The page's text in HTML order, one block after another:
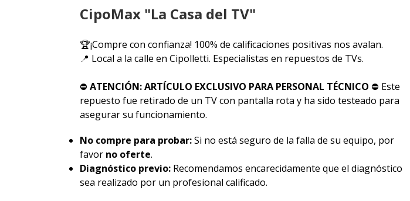
CipoMax "La Casa del TV"
🏆¡Compre con confianza! 100% de calificaciones positivas nos avalan.
📍 Local a la calle en Cipolletti. Especialistas en repuestos de TVs.
⛔ ATENCIÓN: ARTÍCULO EXCLUSIVO PARA PERSONAL TÉCNICO ⛔ Este
repuesto fue retirado de un TV con pantalla rota y ha sido testeado para
asegurar su funcionamiento.
No compre para probar:Si no está seguro de la falla de su equipo, por
favor no oferte.
Diagnóstico previo:Recomendamos encarecidamente que el diagnóstico
sea realizado por un profesional calificado.